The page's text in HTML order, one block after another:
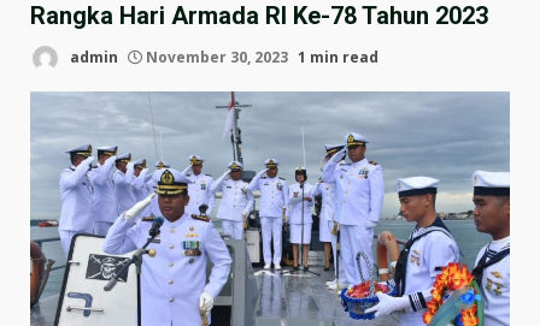
Rangka Hari Armada RI Ke-78 Tahun 2023
admin November 30, 2023 1 min read